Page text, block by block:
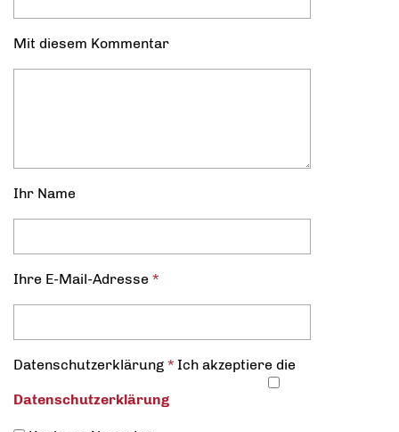
Mit diesem Kommentar
Ihr Name
Ihre E-Mail-Adresse *
Datenschutz­erklärung * Ich akzeptiere die
Datenschutz­erklärung